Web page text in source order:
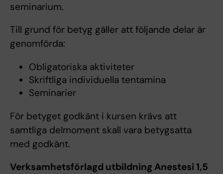
seminarium.
Till grund för betyg gäller att följande delar är
genomförda:
Obligatoriska aktiviteter
Skriftliga individuella tentamina
Seminarier
För betyget godkänt i kursen krävs att
samtliga delmoment skall vara betygsatta
med godkänt.
Verksamhetsförlagd utbildning Anestesi 1,5